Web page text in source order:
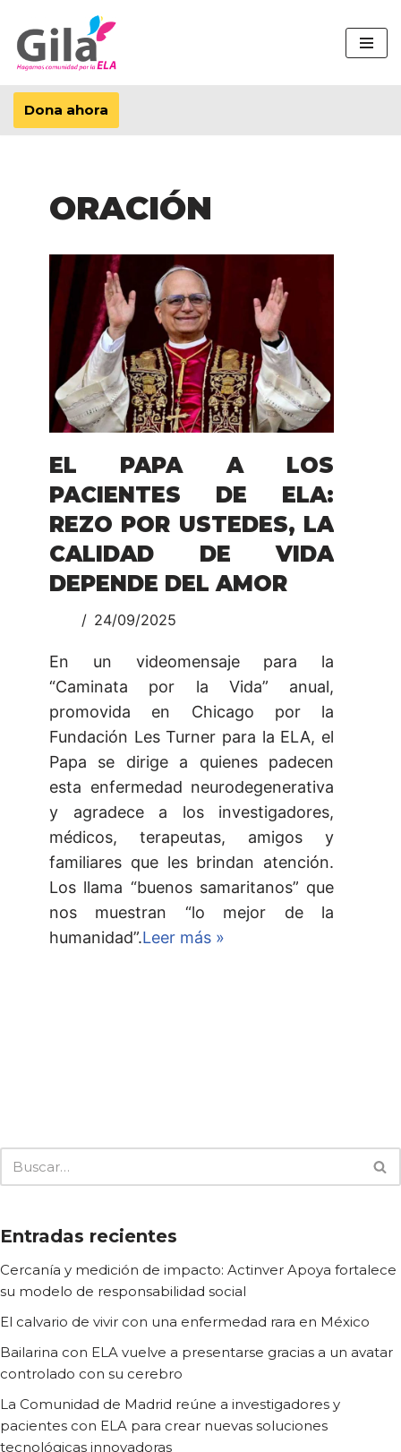
Saltar
al
contenido
Dona ahora
ORACIÓN
EL PAPA A LOS
PACIENTES DE ELA:
REZO POR USTEDES, LA
CALIDAD DE VIDA
DEPENDE DEL AMOR
24/09/2025
En un videomensaje para la
“Caminata por la Vida” anual,
promovida en Chicago por la
Fundación Les Turner para la ELA, el
Papa se dirige a quienes padecen
esta enfermedad neurodegenerativa
y agradece a los investigadores,
médicos, terapeutas, amigos y
familiares que les brindan atención.
Los llama “buenos samaritanos” que
nos muestran “lo mejor de la
humanidad”.Leer más »
Entradas recientes
Cercanía y medición de impacto: Actinver Apoya fortalece
su modelo de responsabilidad social
El calvario de vivir con una enfermedad rara en México
Bailarina con ELA vuelve a presentarse gracias a un avatar
controlado con su cerebro
La Comunidad de Madrid reúne a investigadores y
pacientes con ELA para crear nuevas soluciones
tecnológicas innovadoras